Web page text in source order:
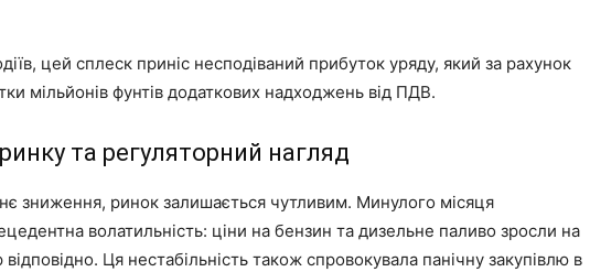
цей сплеск приніс несподіваний прибуток уряду, який за рахунок
мільйонів фунтів додаткових надходжень від ПДВ.
та регуляторний нагляд
зниження, ринок залишається чутливим. Минулого місяця
волатильність: ціни на бензин та дизельне паливо зросли на
відповідно. Ця нестабільність також спровокувала панічну закупівлю в